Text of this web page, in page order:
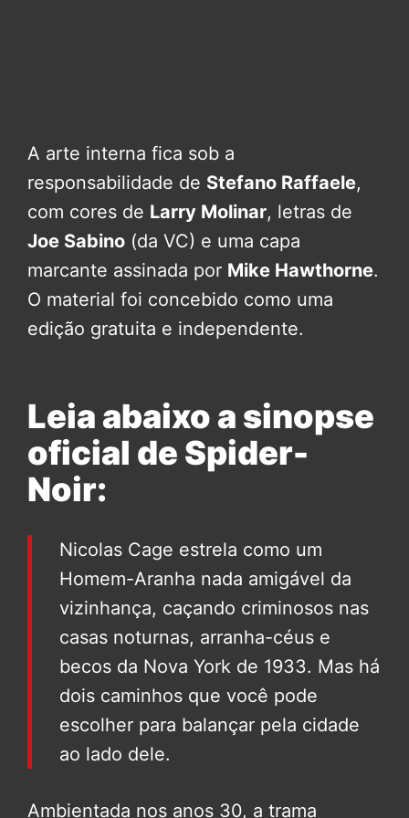
A arte interna fica sob a
responsabilidade de Stefano Raffaele,
com cores de Larry Molinar, letras de
Joe Sabino (da VC) e uma capa
marcante assinada por Mike Hawthorne.
O material foi concebido como uma
edição gratuita e independente.
Leia abaixo a sinopse
oficial de Spider-
Noir:
Nicolas Cage estrela como um
Homem-Aranha nada amigável da
vizinhança, caçando criminosos nas
casas noturnas, arranha-céus e
becos da Nova York de 1933. Mas há
dois caminhos que você pode
escolher para balançar pela cidade
ao lado dele.
Ambientada nos anos 30, a trama